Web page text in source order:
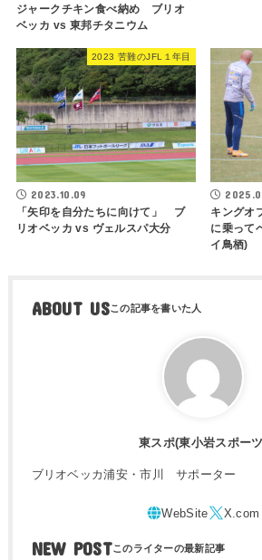
ジャークチキン食べ納め ブリオ
ベッカ vs 東邦チタニウム
2023 苦難のJFL１年目
2023.10.09
「矢印を自分たちに向けて」 ブ
リオベッカ vs ヴェルスパ大分
キングオ
に乗って
イ鳥栖)
ABOUT US
東スポ(東小岩スポー
ブリオベッカ浦安・市川 サポーター
NEW POST